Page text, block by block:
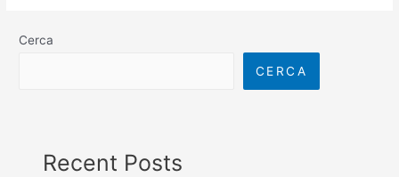
Cerca
CERCA
Recent Posts